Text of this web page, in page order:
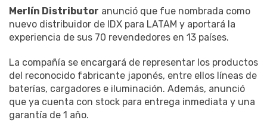
Merlín Distributor anunció que fue nombrada como
nuevo distribuidor de IDX para LATAM y aportará la
experiencia de sus 70 revendedores en 13 países.
La compañía se encargará de representar los productos
del reconocido fabricante japonés, entre ellos líneas de
baterías, cargadores e iluminación. Además, anunció
que ya cuenta con stock para entrega inmediata y una
garantía de 1 año.